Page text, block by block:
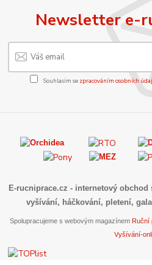
Newsletter e-
Souhlasím se zpracováním osobních
E-rucniprace.cz - internetový obchod
vyšívání, háčkování, pletení,
Spolupracujeme s webovým magazínem Ruční
Vyšívání-